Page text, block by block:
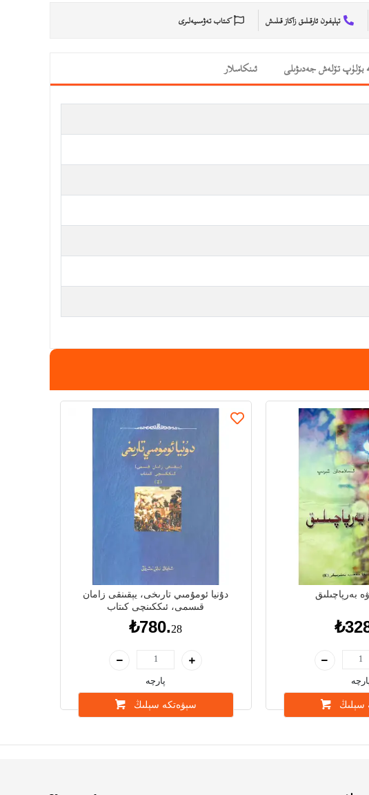
تېلېفون ئارقىلىق زاكاز قىلىش كىتاب تەۋسىيەلىرى
بۆلۈپ تۆلەش جەدىۋىلى ئىنكاسلار
دۇنيا ئومۇمىي تارىخى، يېقىنقى زامان
قىسمى، ئىككىنچى كىتاب
₺780.28
پارچە
سېۋەتكە سېلىڭ
بەرپاچىلىق
سېلىڭ